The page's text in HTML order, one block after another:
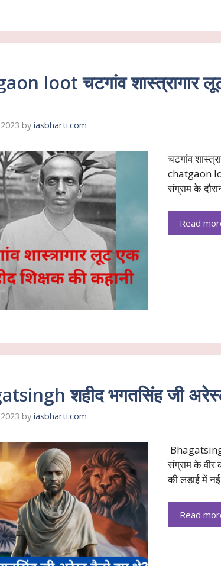
loot चटगांव शास्त्रागार
by iasbharti.com
चटगांव
chatgaon
संग्राम के
Read
शहीद भगतसिंह जी
by iasbharti.com
संग्राम के वीर
की लड़ाई में
Read